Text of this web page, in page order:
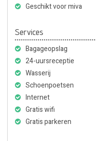
Geschikt voor miva
Services
Bagageopslag
24-uursreceptie
Wasserij
Schoenpoetsen
Internet
Gratis wifi
Gratis parkeren